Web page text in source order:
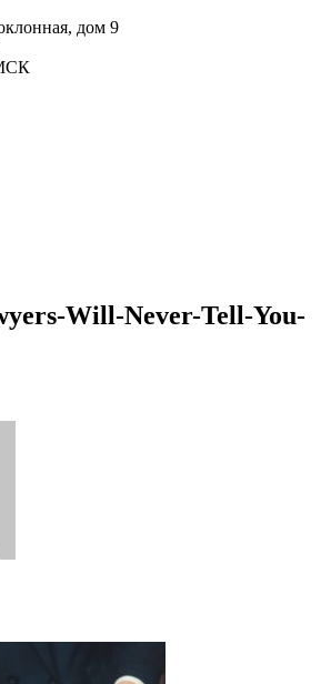
дом 9
Will-Never-Tell-You-